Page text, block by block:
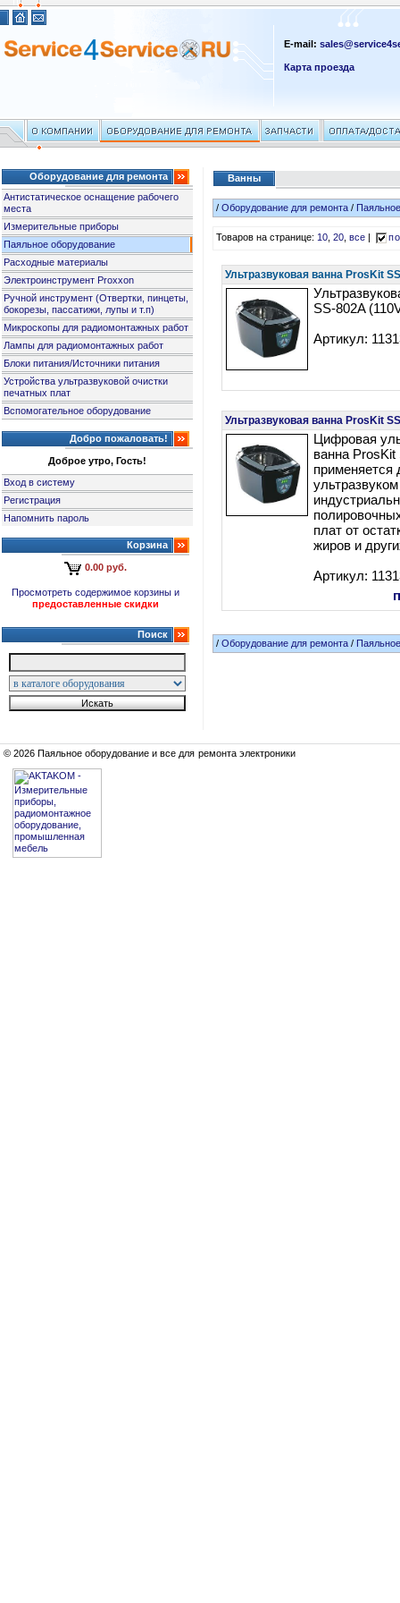
E-mail:
Карта проезда
Оборудование для ремонта
Антистатическое оснащение рабочего
места
Измерительные приборы
Паяльное оборудование
Расходные материалы
Электроинструмент Proxxon
Ручной инструмент (Отвертки, пинцеты,
бокорезы, пассатижи, лупы и т.п)
Микроскопы для радиомонтажных работ
Лампы для радиомонтажных работ
Блоки питания/Источники питания
Устройства ультразвуковой очистки
печатных плат
Вспомогательное оборудование
Добро пожаловать!
Доброе утро, Гость!
Вход в систему
Регистрация
Напомнить пароль
Корзина
0.00 руб.
Просмотреть содержимое корзины и
предоставленные скидки
Поиск
Ванны
/Оборудование для ремонта /
Товаров на странице:10,20,все
Ультразвуковая ванна ProsKit
SS-802A
Артикул:
Ультразвуковая ванна ProsKit
Цифровая
ванна ProsKit
применяется
плат от
жиров и
Артикул:
/Оборудование для ремонта /
© 2026 Паяльное оборудование и все для ремонта электроники